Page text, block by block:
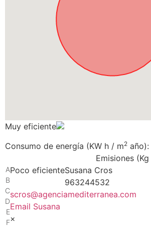
Muy eficiente
Consumo de energía (KW h / m2 año):
Emisiones
A
B
C
D
E
F
Poco eficienteSusana Cros
963244532
scros@agenciamediterranea.com
Email Susana
×